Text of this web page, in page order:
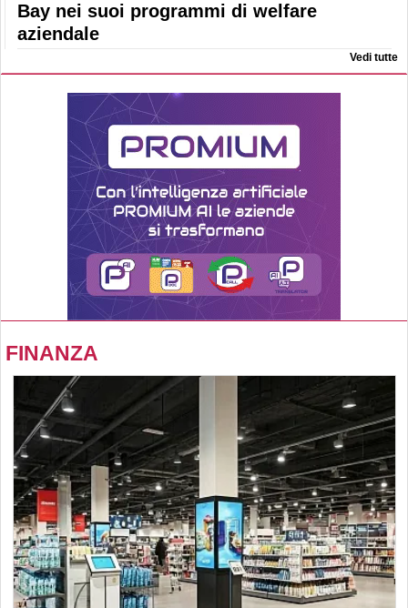
Bay nei suoi programmi di welfare
aziendale
Vedi tutte
FINANZA